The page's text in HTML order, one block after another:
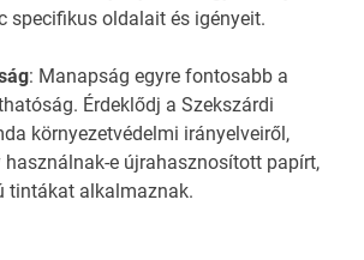
specifikus oldalait és igényeit.
: Manapság egyre fontosabb a
Érdeklődj a Szekszárdi
környezetvédelmi irányelveiről,
használnak-e újrahasznosított papírt,
tintákat alkalmaznak.